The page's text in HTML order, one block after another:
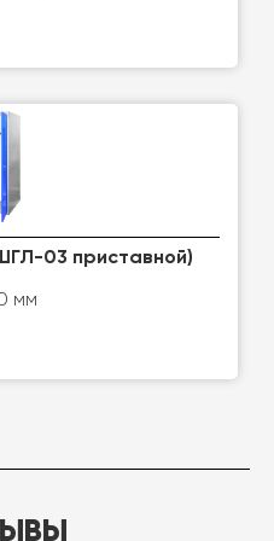
03 приставной)
мм